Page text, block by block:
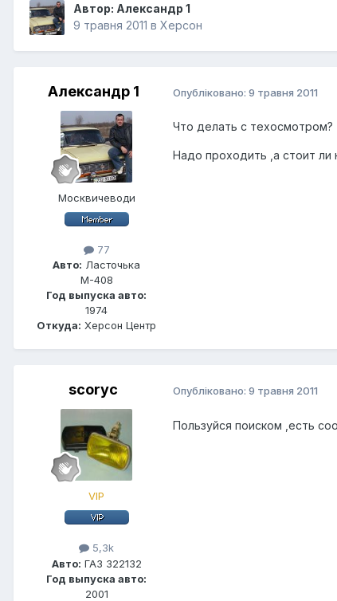
Автор: Александр 1
9 травня 2011 в Херсон
Александр 1
Москвичеводи
77
Авто: Ласточька
М-408
Год выпуска авто:
1974
Откуда: Херсон Центр
Опубліковано: 9 травня 2011
Что делать с техосмотром?
Надо проходить ,а стоит ли
scoryc
VIP
5,3k
Авто: ГАЗ 322132
Год выпуска авто:
2001
Опубліковано: 9 травня 2011
Пользуйся поиском ,есть